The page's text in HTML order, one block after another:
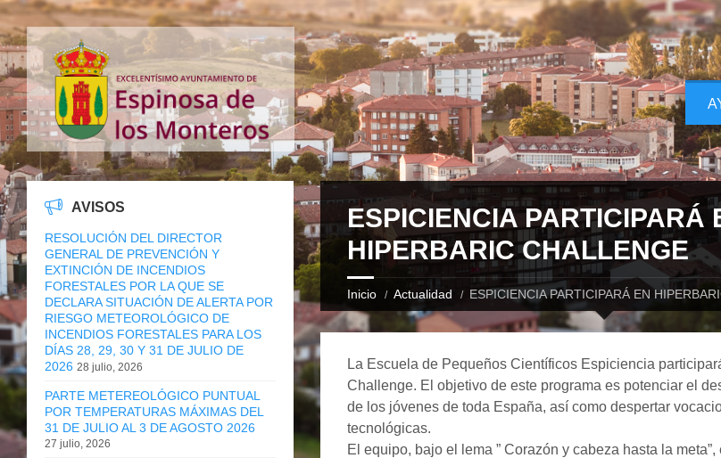
ESPICIENCIA PARTICIPARÁ
HIPERBARIC CHALLENGE
Inicio Actualidad ESPICIENCIA PARTICIPARÁ EN
La Escuela de Pequeños Científicos Espiciencia
Challenge. El objetivo de este programa es potenciar el
de los jóvenes de toda España, así como despertar
tecnológicas.
El equipo, bajo el lema ” Corazón y cabeza hasta la meta”,
AVISOS
RESOLUCIÓN DEL DIRECTOR
GENERAL DE PREVENCIÓN Y
EXTINCIÓN DE INCENDIOS
FORESTALES POR LA QUE SE
DECLARA SITUACIÓN DE ALERTA POR
RIESGO METEOROLÓGICO DE
INCENDIOS FORESTALES PARA LOS
DÍAS 28, 29, 30 Y 31 DE JULIO DE
2026 28 julio, 2026
PARTE METEREOLÓGICO PUNTUAL
POR TEMPERATURAS MÁXIMAS DEL
31 DE JULIO AL 3 DE AGOSTO 2026
27 julio, 2026